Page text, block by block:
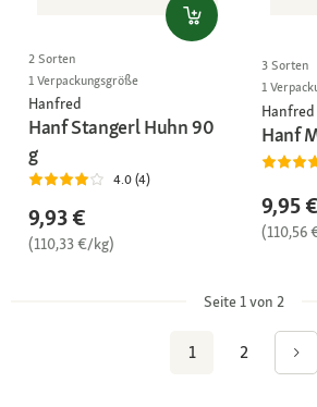
2 Sorten
1 Verpackungsgröße
Hanfred
Hanf Stangerl Huhn 90
g
4.0 (4)
9,93 €
(110,33 €/kg)
3 Sorten
1
Hanfred
Hanf
9,95 €
(110,56
Seite 1 von 2
1 2